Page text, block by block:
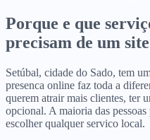
Porque e que
precisam de um
Setúbal, cidade do Sado, tem
presenca online faz toda a
querem atrair mais clientes, ter
opcional. A maioria das
escolher qualquer servico local.